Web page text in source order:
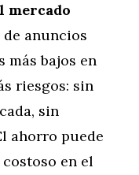
mercado
anuncios
bajos en
riesgos: sin
sin
ahorro puede
en el